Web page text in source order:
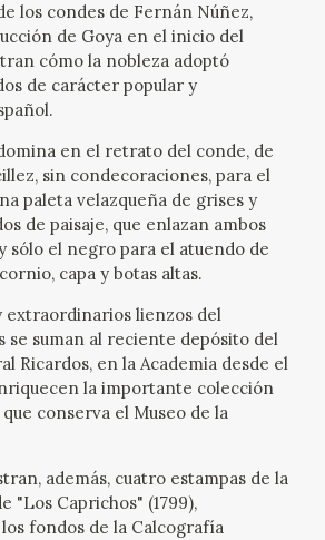
los condes de Fernán Núñez,
de Goya en el inicio del
cómo la nobleza adoptó
de carácter popular y
en el retrato del conde, de
sin condecoraciones, para el
paleta velazqueña de grises y
de paisaje, que enlazan ambos
sólo el negro para el atuendo de
capa y botas altas.
extraordinarios lienzos del
se suman al reciente depósito del
Ricardos, en la Academia desde el
la importante colección
conserva el Museo de la
además, cuatro estampas de la
"Los Caprichos" (1799),
fondos de la Calcografía